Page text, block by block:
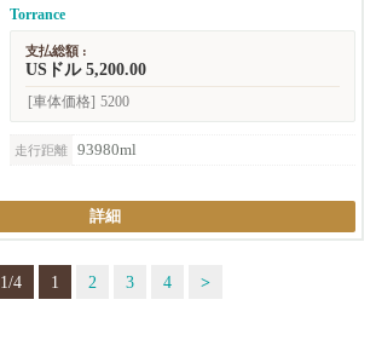
Torrance
支払総額 :
USドル 5,200.00
[車体価格] 5200
走行距離
93980ml
詳細
1/4 1 2 3 4 >